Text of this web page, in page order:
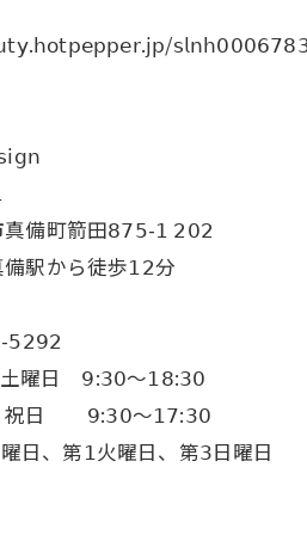
真備町箭田𝟪𝟩𝟧-𝟣 𝟤𝟢𝟤
駅から徒歩𝟣𝟤分
𝟧𝟤𝟫𝟤
曜日 𝟫:𝟥𝟢〜𝟣𝟪:𝟥𝟢
日 𝟫:𝟥𝟢〜𝟣𝟩:𝟥𝟢
日、第𝟣火曜日、第𝟥日曜日